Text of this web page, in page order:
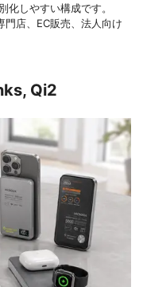
化しやすい構成です。
店、EC販売、法人向け
Qi2